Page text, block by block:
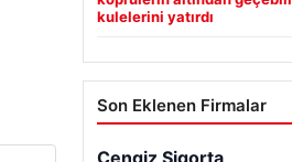
kulelerini yatırdı
Son Eklenen Firmalar